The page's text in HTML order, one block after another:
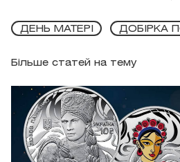
Більше статей на тему
ДЕНЬ МАТЕРІ ДОБІРКА